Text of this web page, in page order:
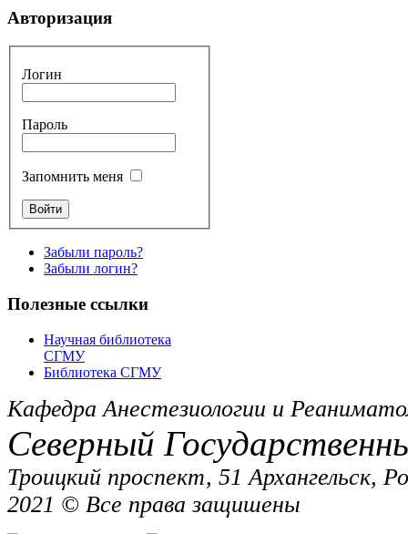
Авторизация
Логин
Пароль
Запомнить меня
Забыли пароль?
Забыли логин?
Полезные ссылки
Научная библиотека
СГМУ
Библиотека СГМУ
Кафедра Анестезиологии и
Северный
Троицкий проспект, 51 Архангельск,
2021 © Все права защишены